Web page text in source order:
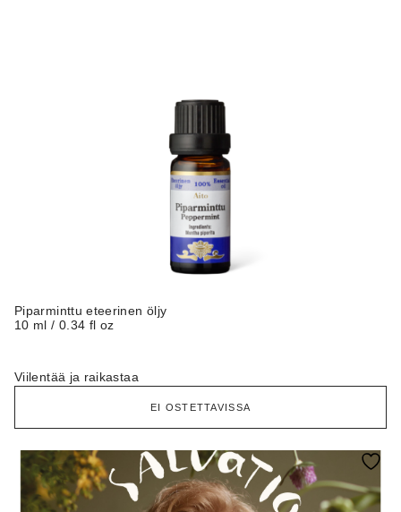
Piparminttu eteerinen öljy
10 ml / 0.34 fl oz
Viilentää ja raikastaa
EI OSTETTAVISSA